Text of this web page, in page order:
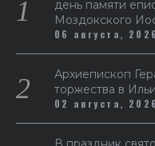
день памяти
Моздокского
06 августа, 2026
Архиепископ
торжества в
02 августа, 2026